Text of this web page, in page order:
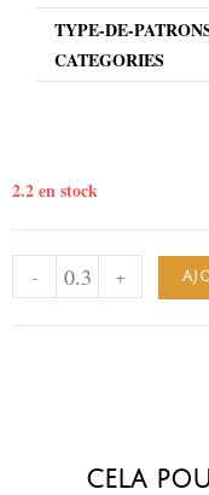
TYPE-DE-
CATEGORIES
2.2 en stock
- +
cela